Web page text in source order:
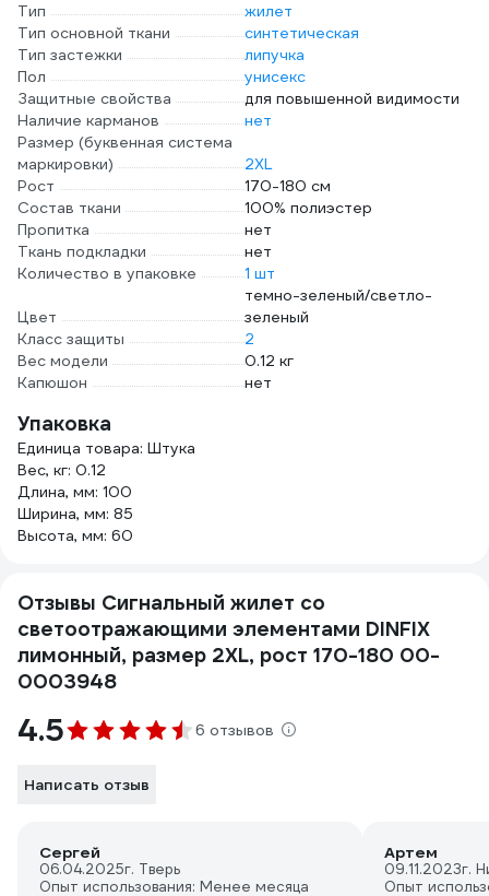
Тип
жилет
Тип основной ткани
синтетическая
Тип застежки
липучка
Пол
унисекс
Защитные свойства
для повышенной видимости
Наличие карманов
нет
Размер (буквенная система
маркировки)
2XL
Рост
170-180 см
Состав ткани
100% полиэстер
Пропитка
нет
Ткань подкладки
нет
Количество в упаковке
1 шт
Цвет
темно-зеленый/светло-
зеленый
Класс защиты
2
Вес модели
0.12 кг
Капюшон
нет
Упаковка
Единица товара: Штука
Вес, кг: 0.12
Длина, мм: 100
Ширина, мм: 85
Высота, мм: 60
Отзывы Сигнальный жилет со
светоотражающими элементами DINFIX
лимонный, размер 2XL, рост 170-180 00-
0003948
4.5 6 отзывов
Написать отзыв
Сергей
06.04.2025г. Тверь
Опыт использования: Менее месяца
Артем
09.11.2023г.
Опыт